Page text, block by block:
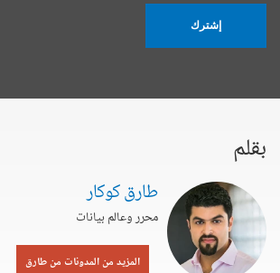
إشترك
بقلم
طارق كوكار
محرر وعالم بيانات
المزيد من المدونات من طارق